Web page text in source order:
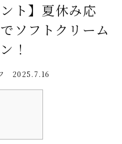
ト】夏休み応
ソフトクリーム
！
2025.7.16